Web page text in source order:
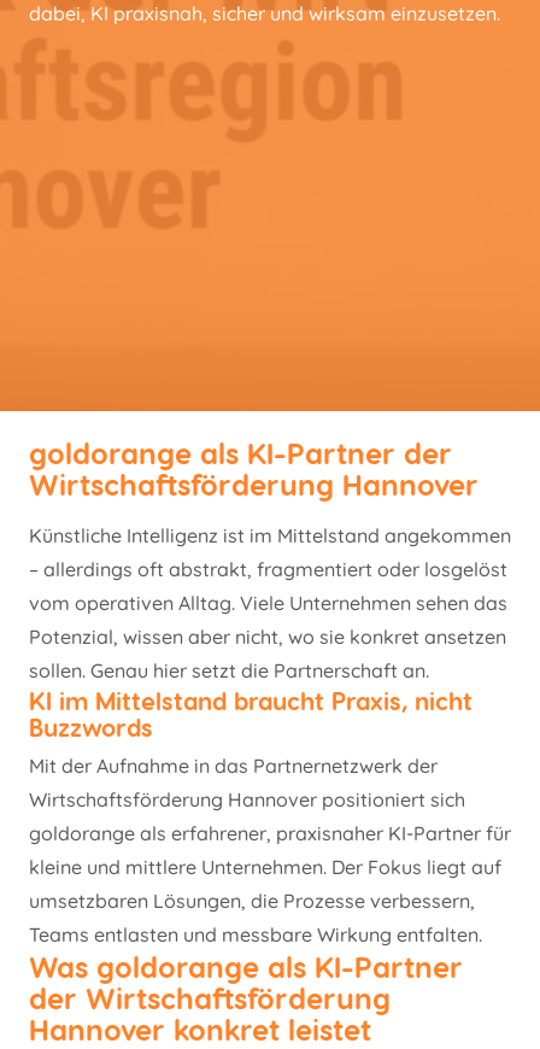
dabei, KI praxisnah, sicher und wirksam einzusetzen.
goldorange als KI-Partner der
Wirtschaftsförderung Hannover
Künstliche Intelligenz ist im Mittelstand angekommen
– allerdings oft abstrakt, fragmentiert oder losgelöst
vom operativen Alltag. Viele Unternehmen sehen das
Potenzial, wissen aber nicht, wo sie konkret ansetzen
sollen. Genau hier setzt die Partnerschaft an.
KI im Mittelstand braucht Praxis, nicht
Buzzwords
Mit der Aufnahme in das Partnernetzwerk der
Wirtschaftsförderung Hannover positioniert sich
goldorange als erfahrener, praxisnaher KI-Partner für
kleine und mittlere Unternehmen. Der Fokus liegt auf
umsetzbaren Lösungen, die Prozesse verbessern,
Teams entlasten und messbare Wirkung entfalten.
Was goldorange als KI-Partner
der Wirtschaftsförderung
Hannover konkret leistet